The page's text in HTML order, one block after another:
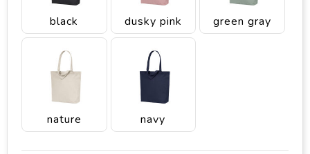
black dusky pink green gray
nature navy